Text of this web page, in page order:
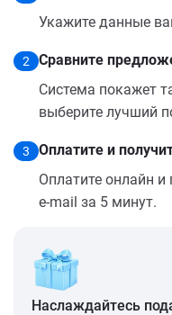
Укажите данные
2
Сравните
Система покажет
выберите лучший
3
Оплатите и
Оплатите онлайн и
e-mail за 5 минут.
Наслаждайтесь